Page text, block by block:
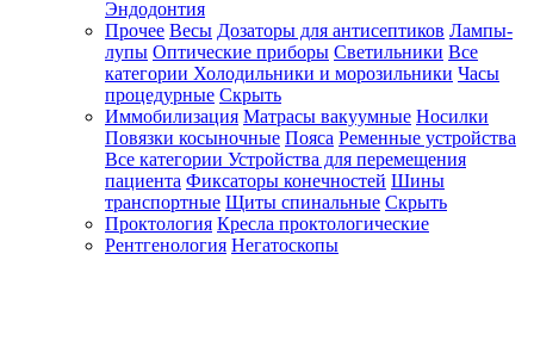
Эндодонтия
Прочее Весы Дозаторы для антисептиков Лампы-
лупы Оптические приборы Светильники Все
категории Холодильники и морозильники Часы
процедурные Скрыть
Иммобилизация Матрасы вакуумные Носилки
Повязки косыночные Пояса Ременные устройства
Все категории Устройства для перемещения
пациента Фиксаторы конечностей Шины
транспортные Щиты спинальные Скрыть
Проктология Кресла проктологические
Рентгенология Негатоскопы